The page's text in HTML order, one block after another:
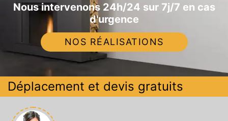
Nous intervenons 24h/24 sur 7j/7 en cas
d'urgence
NOS RÉALISATIONS
Déplacement et devis gratuits